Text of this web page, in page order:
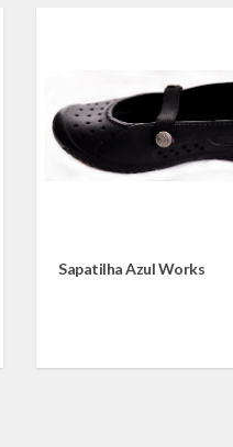
Sapatilha Azul Works